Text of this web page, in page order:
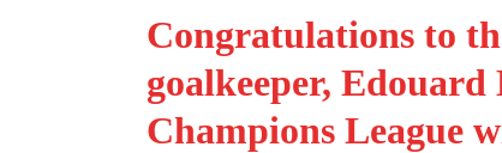
Congratulations to
goalkeeper,
Champions League